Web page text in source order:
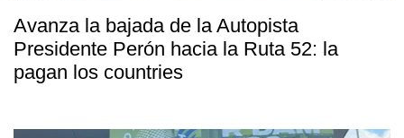
Avanza la bajada de la Autopista
Presidente Perón hacia la Ruta 52: la
pagan los countries